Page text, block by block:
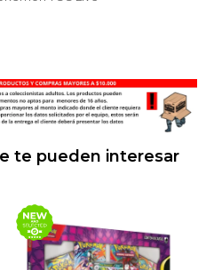
te pueden interesar